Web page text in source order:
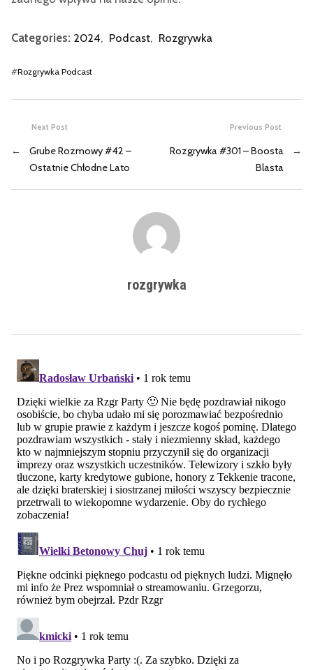
Categories: 2024, Podcast, Rozgrywka
#Rozgrywka Podcast
Previous Post
Rozgrywka #301 – Boosta
Blasta
→
Next Post
←
Grube Rozmowy #42 –
Ostatnie Chłodne Lato
rozgrywka